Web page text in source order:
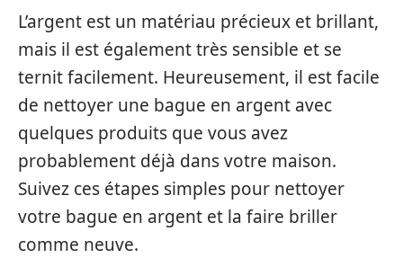
L’argent est un matériau précieux et brillant,
mais il est également très sensible et se
ternit facilement. Heureusement, il est facile
de nettoyer une bague en argent avec
quelques produits que vous avez
probablement déjà dans votre maison.
Suivez ces étapes simples pour nettoyer
votre bague en argent et la faire briller
comme neuve.